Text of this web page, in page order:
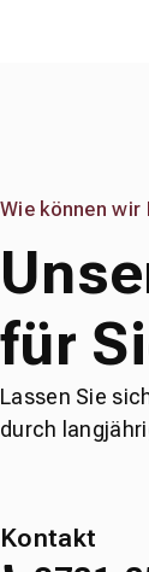
Wie können wir
für
Lassen Sie
durch
Kontakt